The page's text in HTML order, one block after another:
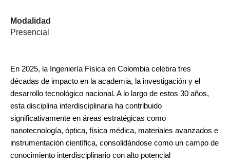
Modalidad
Presencial
En 2025, la Ingeniería Física en Colombia celebra tres
décadas de impacto en la academia, la investigación y el
desarrollo tecnológico nacional. A lo largo de estos 30 años,
esta disciplina interdisciplinaria ha contribuido
significativamente en áreas estratégicas como
nanotecnología, óptica, física médica, materiales avanzados e
instrumentación científica, consolidándose como un campo de
conocimiento interdisciplinario con alto potencial